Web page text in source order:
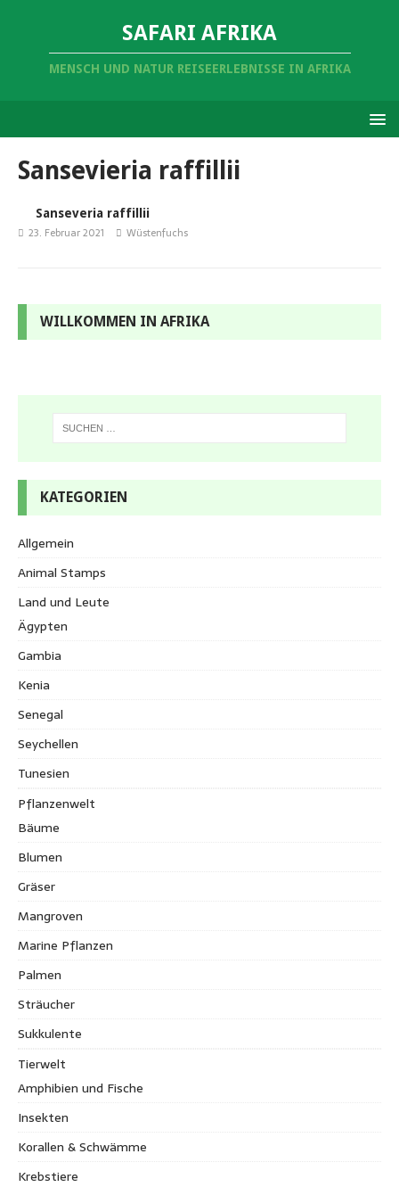
SAFARI AFRIKA
MENSCH UND NATUR REISEERLEBNISSE IN AFRIKA
Sansevieria raffillii
Sanseveria raffillii
23. Februar 2021 Wüstenfuchs
WILLKOMMEN IN AFRIKA
KATEGORIEN
Allgemein
Animal Stamps
Land und Leute
Ägypten
Gambia
Kenia
Senegal
Seychellen
Tunesien
Pflanzenwelt
Bäume
Blumen
Gräser
Mangroven
Marine Pflanzen
Palmen
Sträucher
Sukkulente
Tierwelt
Amphibien und Fische
Insekten
Korallen & Schwämme
Krebstiere